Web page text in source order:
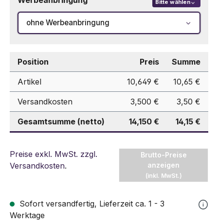
Bitte wählen
ohne Werbeanbringung
Position Preis Summe
Artikel 10,649 € 10,65 €
Versandkosten 3,500 € 3,50 €
Gesamtsumme (netto) 14,150 € 14,15 €
Preise exkl. MwSt. zzgl.
Versandkosten.
Brutto-Preise
anzeigen
(inkl. MwSt.)
Sofort versandfertig, Lieferzeit ca. 1 - 3
Werktage